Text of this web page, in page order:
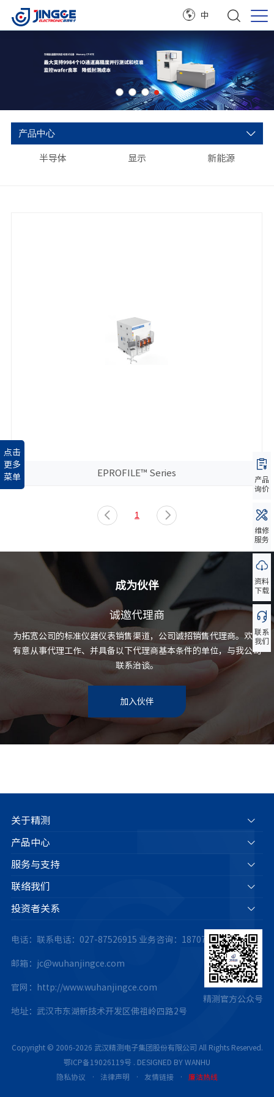
中
产品中心
半导体 显示 新能源
点击
更多
菜单
EPROFILE™ Series
1
成为伙伴
诚邀代理商
为拓宽公司的标准仪器仪表销售渠道，公司诚招销售代理商。欢迎
有意从事代理工作、并具备以下代理商基本条件的单位，与我公司
联系治谈。
加入伙伴
关于精测
产品中心
服务与支持
联络我们
投资者关系
电话：联系电话：027-87526915 业务咨询：18707175063
邮箱：jc@wuhanjingce.com
官网：http://www.wuhanjingce.com
地址：武汉市东湖新技术开发区佛祖岭四路2号
精测官方公众号
Copyright © 2006-2026 武汉精测电子集团股份有限公司 All Rights Reserved.
鄂ICP备19026119号
DESIGNED BY WANHU
隐私协议
· 法律声明 · 友情链接 · 廉洁热线
产品
询价
维修
服务
资料
下载
联系
我们